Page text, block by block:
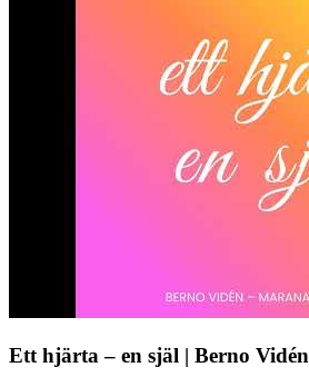
Ett hjärta – en själ | Berno Vidén